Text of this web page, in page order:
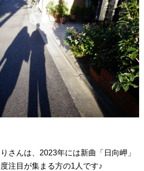
さんは、2023年には新曲「日向岬」
注目が集まる方の1人です♪